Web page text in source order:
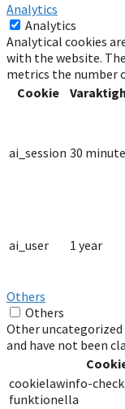
Analytics
Analytics
Analytical cookies
with the website.
metrics the number
Cookie
ai_session 30
ai_user 1 year
Others
Others
Other
and have not been
cookielawinfo-
funktionella